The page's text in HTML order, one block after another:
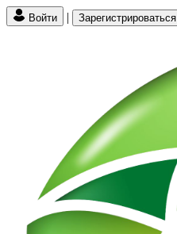
Войти | Зарегистрироваться